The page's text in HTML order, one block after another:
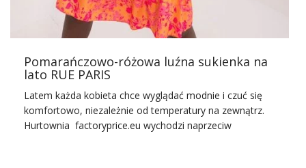
Pomarańczowo-różowa luźna sukienka na
lato RUE PARIS
Latem każda kobieta chce wyglądać modnie i czuć się
komfortowo, niezależnie od temperatury na zewnątrz.
Hurtownia factoryprice.eu wychodzi naprzeciw